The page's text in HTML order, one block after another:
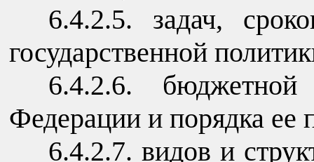
6.4.2.5. задач,
государственной
6.4.2.6. бюджетной
Федерации и порядка ее
6.4.2.7. видов и